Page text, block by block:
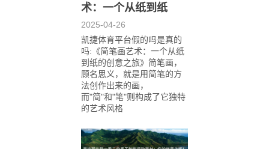
术：一个从纸到纸
2025-04-26
凯捷体育平台假的吗是真的
吗:《简笔画艺术：一个从纸
到纸的创意之旅》简笔画，
顾名思义，就是用简笔的方
法创作出来的画，
而"简"和"笔"则构成了它独特
的艺术风格